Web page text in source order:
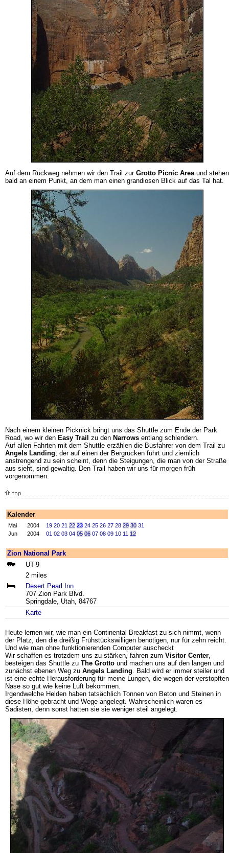
Auf dem Rückweg nehmen wir den Trail zur Grotto Picnic Areaund stehen
bald an einem Punkt, an dem man einen grandiosen Blick auf das Tal hat.
Nach einem kleinen Picknick bringt uns das Shuttle zum Ende der Park
Road, wo wir den Easy Trail zu den Narrows entlang schlendern.
Auf allen Fahrten mit dem Shuttle erzählen die Busfahrer von dem Trail zu
Angels Landing, der auf einen der Bergrücken führt und ziemlich
anstrengend zu sein scheint, denn die Steigungen, die man von der Straße
aus sieht, sind gewaltig. Den Trail haben wir uns für morgen früh
vorgenommen.
Kalender
Mai 2004 19 20 21 22 23 24 25 26 27 28 29 30 31
Jun
2004 01 02 03 04 05 06 07 08 09 10 11 12
Zion National Park
UT-9
2 miles
Desert Pearl Inn
707 Zion Park Blvd.
Springdale, Utah, 84767
Karte
Heute lernen wir, wie man ein Continental Breakfast zu sich nimmt, wenn
der Platz, den die dreißig Frühstückswilligen benötigen, nur für zehn reicht.
Und wie man ohne funktionierenden Computer auscheckt
Wir schaffen es trotzdem uns zu stärken, fahren zum Visitor Center,
besteigen das Shuttle zu The Grotto und machen uns auf den langen und
zunächst ebenen Weg zu Angels Landing. Bald wird er immer steiler und
ist eine echte Herausforderung für meine Lungen, die wegen der verstopften
Nase so gut wie keine Luft bekommen.
Irgendwelche Helden haben tatsächlich Tonnen von Beton und Steinen in
diese Höhe gebracht und Wege angelegt. Wahrscheinlich waren es
Sadisten, denn sonst hätten sie sie weniger steil angelegt.